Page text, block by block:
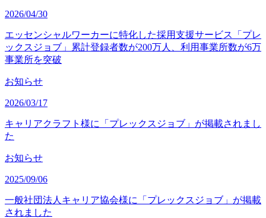
2026/04/30
エッセンシャルワーカーに特化した採用支援サービス「プレ
ックスジョブ」累計登録者数が200万人、利用事業所数が6万
事業所を突破
お知らせ
2026/03/17
キャリアクラフト様に「プレックスジョブ」が掲載されまし
た
お知らせ
2025/09/06
一般社団法人キャリア協会様に「プレックスジョブ」が掲載
されました